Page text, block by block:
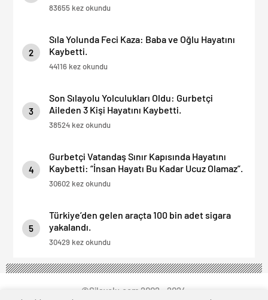
83655 kez okundu
2
Sıla Yolunda Feci Kaza: Baba ve Oğlu Hayatını
Kaybetti.
44116 kez okundu
3
Son Sılayolu Yolculukları Oldu: Gurbetçi
Aileden 3 Kişi Hayatını Kaybetti.
38524 kez okundu
4
Gurbetçi Vatandaş Sınır Kapısında Hayatını
Kaybetti: “İnsan Hayatı Bu Kadar Ucuz Olamaz”.
30602 kez okundu
5
Türkiye’den gelen araçta 100 bin adet sigara
yakalandı.
30429 kez okundu
©Silayolu.com 2002 - 2024